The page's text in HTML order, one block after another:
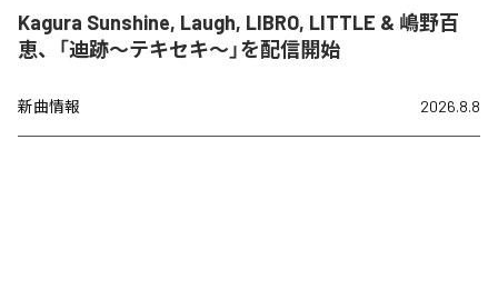
Kagura Sunshine, Laugh, LIBRO, LITTLE & 嶋野百
恵、「迪跡〜テキセキ〜」を配信開始
新曲情報 2026.8.8